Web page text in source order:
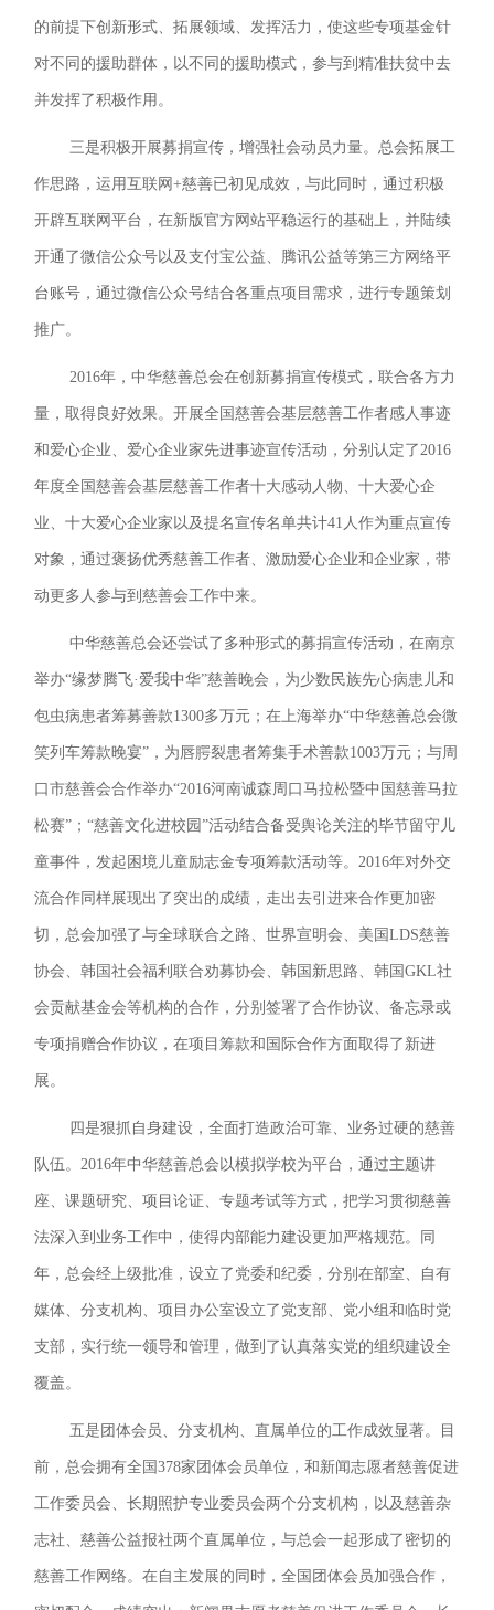
的前提下创新形式、拓展领域、发挥活力，使这些专项基金针
对不同的援助群体，以不同的援助模式，参与到精准扶贫中去
并发挥了积极作用。
三是积极开展募捐宣传，增强社会动员力量。总会拓展工
作思路，运用互联网+慈善已初见成效，与此同时，通过积极
开辟互联网平台，在新版官方网站平稳运行的基础上，并陆续
开通了微信公众号以及支付宝公益、腾讯公益等第三方网络平
台账号，通过微信公众号结合各重点项目需求，进行专题策划
推广。
2016年，中华慈善总会在创新募捐宣传模式，联合各方力
量，取得良好效果。开展全国慈善会基层慈善工作者感人事迹
和爱心企业、爱心企业家先进事迹宣传活动，分别认定了2016
年度全国慈善会基层慈善工作者十大感动人物、十大爱心企
业、十大爱心企业家以及提名宣传名单共计41人作为重点宣传
对象，通过褒扬优秀慈善工作者、激励爱心企业和企业家，带
动更多人参与到慈善会工作中来。
中华慈善总会还尝试了多种形式的募捐宣传活动，在南京
举办“缘梦腾飞·爱我中华”慈善晚会，为少数民族先心病患儿和
包虫病患者筹募善款1300多万元；在上海举办“中华慈善总会微
笑列车筹款晚宴”，为唇腭裂患者筹集手术善款1003万元；与周
口市慈善会合作举办“2016河南诚森周口马拉松暨中国慈善马拉
松赛”；“慈善文化进校园”活动结合备受舆论关注的毕节留守儿
童事件，发起困境儿童励志金专项筹款活动等。2016年对外交
流合作同样展现出了突出的成绩，走出去引进来合作更加密
切，总会加强了与全球联合之路、世界宣明会、美国LDS慈善
协会、韩国社会福利联合劝募协会、韩国新思路、韩国GKL社
会贡献基金会等机构的合作，分别签署了合作协议、备忘录或
专项捐赠合作协议，在项目筹款和国际合作方面取得了新进
展。
四是狠抓自身建设，全面打造政治可靠、业务过硬的慈善
队伍。2016年中华慈善总会以模拟学校为平台，通过主题讲
座、课题研究、项目论证、专题考试等方式，把学习贯彻慈善
法深入到业务工作中，使得内部能力建设更加严格规范。同
年，总会经上级批准，设立了党委和纪委，分别在部室、自有
媒体、分支机构、项目办公室设立了党支部、党小组和临时党
支部，实行统一领导和管理，做到了认真落实党的组织建设全
覆盖。
五是团体会员、分支机构、直属单位的工作成效显著。目
前，总会拥有全国378家团体会员单位，和新闻志愿者慈善促进
工作委员会、长期照护专业委员会两个分支机构，以及慈善杂
志社、慈善公益报社两个直属单位，与总会一起形成了密切的
慈善工作网络。在自主发展的同时，全国团体会员加强合作，